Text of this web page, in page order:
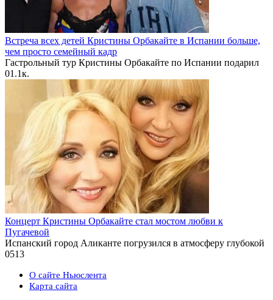
Встреча всех детей Кристины Орбакайте в Испании больше,
чем просто семейный кадр
Гастрольный тур Кристины Орбакайте по Испании подарил
01.1к.
Концерт Кристины Орбакайте стал мостом любви к
Пугачевой
Испанский город Аликанте погрузился в атмосферу глубокой
0513
О сайте Ньюслента
Карта сайта